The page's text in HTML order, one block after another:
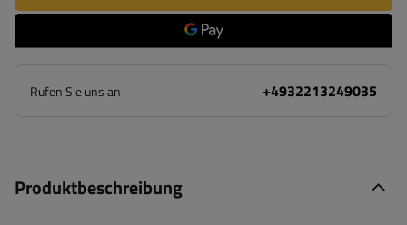
Rufen Sie uns an +4932213249035
Produktbeschreibung